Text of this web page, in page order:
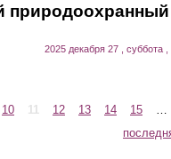
природоохранный
2025 декабря 27 , суббота ,
10 11 12 13 14 15